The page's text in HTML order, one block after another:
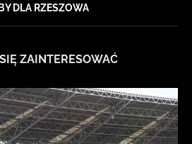
DLA RZESZOWA
ZAINTERESOWAĆ